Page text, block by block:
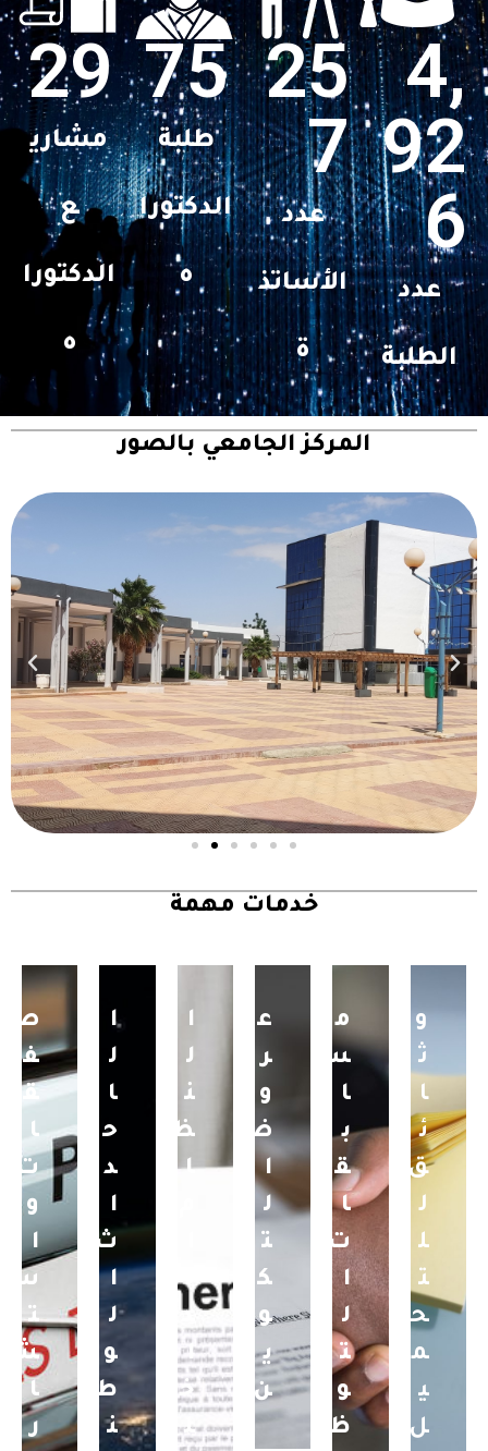
4,
92
6
عدد
الطلبة
25
7
عدد
الأساتذ
ة
75
طلبة
الدكتورا
ه
29
مشاري
ع
الدكتورا
ه
المركز الجامعي بالصور
خدمات مهمة
و
ث
ا
ئ
ق
ل
ل
ت
ح
م
ي
ل
م
س
ا
ب
ق
ا
ت
ا
ل
ت
و
ظ
ع
ر
و
ض
ا
ل
ت
ك
و
ي
ن
ا
ل
ن
ظ
ا
ل
د
ا
خ
ل
ا
ل
ا
ح
د
ا
ث
ا
ل
و
ط
ن
ص
ف
ق
ا
ت
و
ا
س
ت
ش
ا
ر